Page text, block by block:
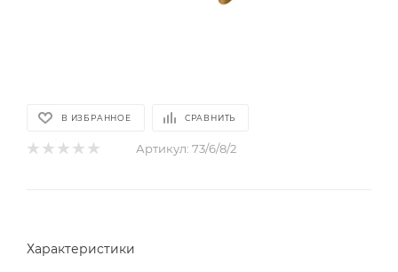
В ИЗБРАННОЕ СРАВНИТЬ
Артикул: 73/6/8/2
Характеристики